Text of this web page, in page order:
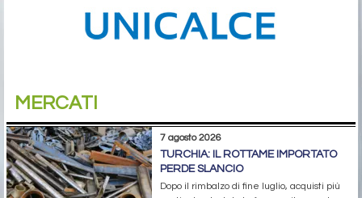
MERCATI
7 agosto 2026
TURCHIA: IL ROTTAME IMPORTATO
PERDE SLANCIO
Dopo il rimbalzo di fine luglio, acquisti più